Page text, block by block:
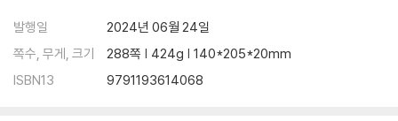
옛 영주의 낙원을 걷다
다카마쓰 리쓰린공원 / 148
발행일
2024년 06월 24일
쪽수, 무게, 크기
288쪽 | 424g | 140*205*20mm
ISBN13
9791193614068